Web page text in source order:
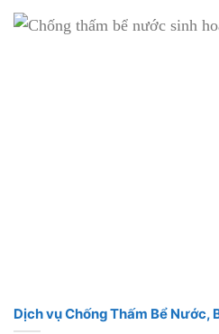
Dịch vụ Chống Thấm Bể Nước,